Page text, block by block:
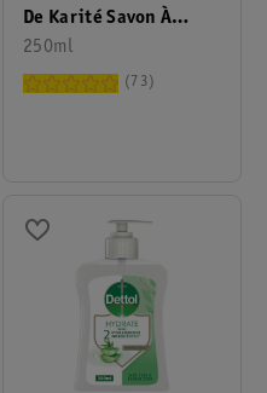
De Karité Savon À
Mains Recharge
250ml
73